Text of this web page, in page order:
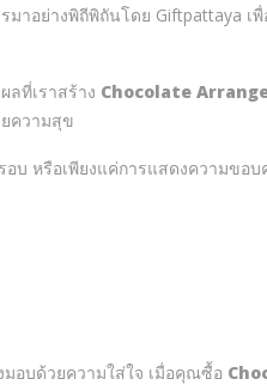
มาอย่างพิถีพิถันโดย Giftpattaya
ที่เราสร้าง Chocolate
ความสุข
บ หรือเพียงแค่การแสดงความข
อบด้วยความใส่ใจ เมื่อคุณซื้อ